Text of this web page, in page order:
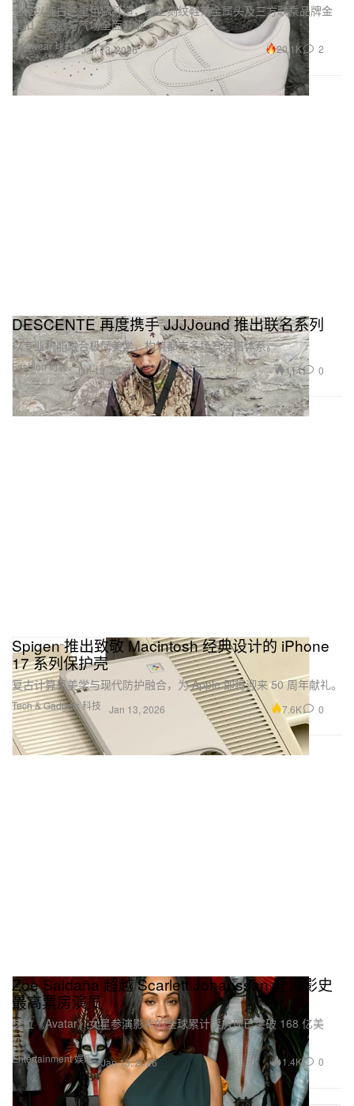
Footwear 球鞋
全鞋以纯白三重色调打造，配上刻纹鞋带金属头及三方联乘品牌金
属扣，质感与气场全面升级。
Jan 13, 2026 20.1K 2
Fashion 时装
DESCENTE 再度携手 JJJJound 推出联名系列
以专业机能融合极简美学，构筑都市多场景穿搭体系。
Jan 13, 2026 114 0
Tech & Gadgets 科技
Spigen 推出致敬 Macintosh 经典设计的 iPhone
17 系列保护壳
复古计算机美学与现代防护融合，为 Apple 即将迎来 50 周年献礼。
Jan 13, 2026 7.6K 0
Entertainment 娱乐
Zoe Saldaña 超越 Scarlett Johansson 登顶影史
最高票房演员
这位《Avatar》女星参演影片的全球累计票房现已突破 168 亿美
元。
Jan 13, 2026 1.4K 0